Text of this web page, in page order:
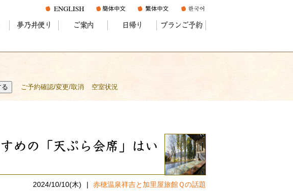
夢乃井便り ご案内 日帰り プランご予約
ご予約確認/変更/取消 空室状況
めの「天ぷら会席」はい
2024/10/10(木) 赤穂温泉祥吉と加里屋旅館Ｑの話題